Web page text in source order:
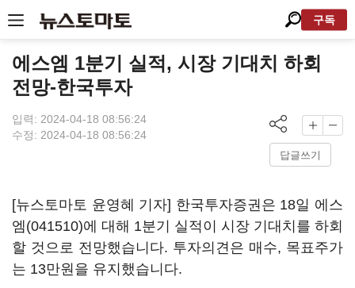
구독
에스엠 1분기 실적, 시장 기대치 하회
전망-한국투자
입력: 2024-04-18 08:56:24
수정: 2024-04-18 08:56:24
답글쓰기
[뉴스토마토 윤영혜 기자] 한국투자증권은 18일 에스
엠(041510)에 대해 1분기 실적이 시장 기대치를 하회
할 것으로 전망했습니다. 투자의견은 매수, 목표주가
는 13만원을 유지했습니다.